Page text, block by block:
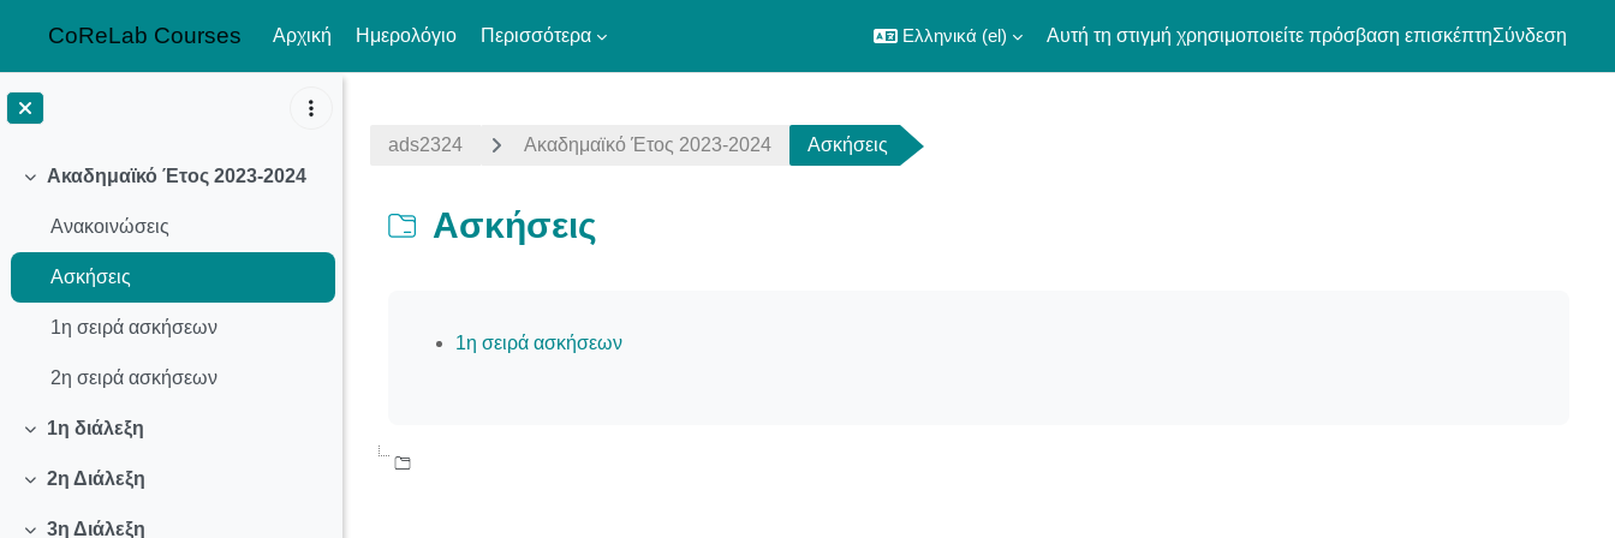
CoReLab Courses Αρχική Ημερολόγιο Περισσότερα Ελληνικά ‎(el)‎ Αυτή τη στιγμή χρησιμοποιείτε πρόσβαση επισκέπτηΣύνδεση
Σύμπτυξη
Ακαδημαϊκό Έτος 2023-2024
Ανακοινώσεις
Ασκήσεις
1η σειρά ασκήσεων
2η σειρά ασκήσεων
Σύμπτυξη
1η διάλεξη
Σύμπτυξη
2η Διάλεξη
3η Διάλεξη
ads2324 Ακαδημαϊκό Έτος 2023-2024 Ασκήσεις
Ασκήσεις
1η σειρά ασκήσεων